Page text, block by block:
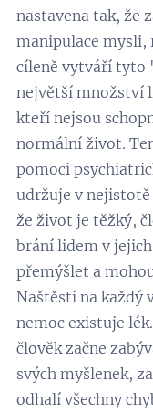
nastavena tak, že
manipulace mysli,
cíleně vytváří tyto
největší množství
kteří nejsou
normální život.
pomoci
udržuje v
že život je těžký,
brání lidem v
přemýšlet a
Naštěstí na každý
nemoc existuje
člověk začne
svých myšlenek,
odhalí všechny